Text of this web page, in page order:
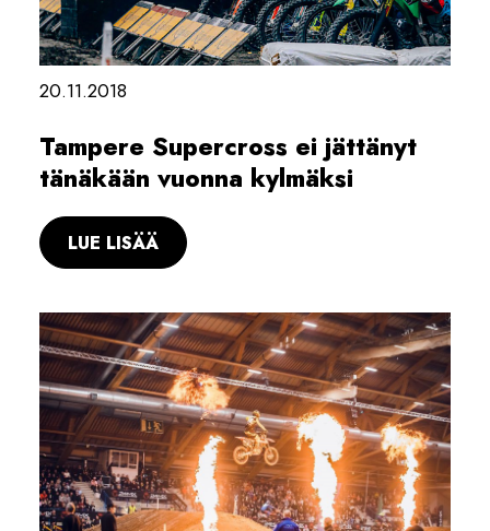
20.11.2018
Tampere Supercross ei jättänyt
tänäkään vuonna kylmäksi
LUE LISÄÄ